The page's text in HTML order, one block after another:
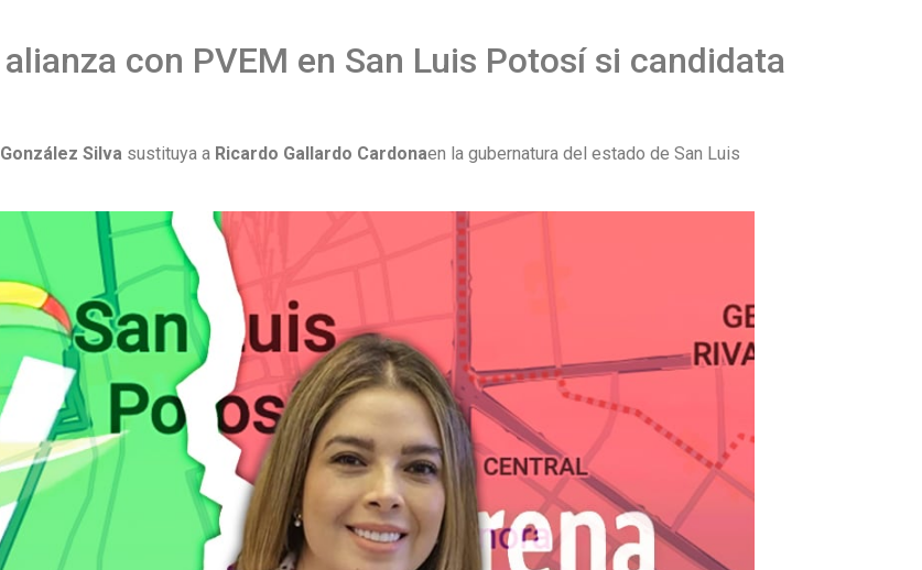
con PVEM en San Luis Potosí si candidata
Silva sustituya a Ricardo Gallardo Cardonaen la gubernatura del estado de San Luis